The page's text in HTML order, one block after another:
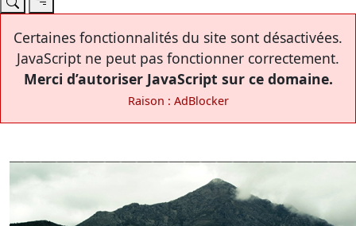
Certaines fonctionnalités du site sont désactivées.
JavaScript ne peut pas fonctionner correctement.
Merci d’autoriser JavaScript sur ce domaine.
Raison : AdBlocker